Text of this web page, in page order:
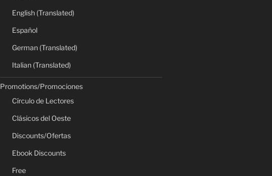
English (Translated)
Español
German (Translated)
Italian (Translated)
Promotions/Promociones
Círculo de Lectores
Clásicos del Oeste
Discounts/Ofertas
Ebook Discounts
Free